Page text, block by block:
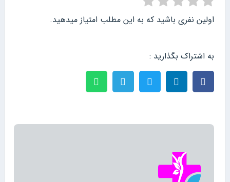
اولین نفری باشید که به این مطلب امتیاز میدهید.
به اشتراک بگذارید :